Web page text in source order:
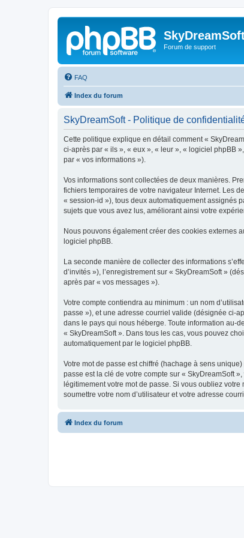
Forum de support
FAQ
Index du forum
SkyDreamSoft - Politique de
Cette politique explique en détail comment «
ci-après par « ils », « eux », « leur », « logiciel phpBB
par « vos informations »).
Vos informations sont collectées de deux manières.
fichiers temporaires de votre navigateur Internet. Les
« session-id »), tous deux automatiquement assignés
sujets que vous avez lus, améliorant ainsi votre
Nous pouvons également créer des cookies externes
logiciel phpBB.
La seconde manière de collecter des informations
d’invités »), l’enregistrement sur « SkyDreamSoft »
après par « vos messages »).
Votre compte contiendra au minimum : un nom
passe »), et une adresse courriel valide (désignée ci-
dans le pays qui nous héberge. Toute information au-
« SkyDreamSoft ». Dans tous les cas, vous pouvez
automatiquement par le logiciel phpBB.
Votre mot de passe est chiffré (hachage à sens
passe est la clé de votre compte sur « SkyDreamSoft
légitimement votre mot de passe. Si vous oubliez
soumettre votre nom d’utilisateur et votre adresse
Index du forum